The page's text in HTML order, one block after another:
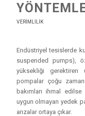
VERIMLILIK
Endüstriyel tesislerde
suspended pumps),
yüksekliği gerektiren
pompalar çoğu
bakımları ihmal
uygun olmayan yedek
arızalar ortaya çıkar.